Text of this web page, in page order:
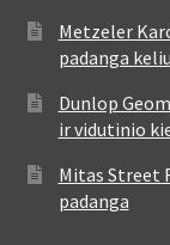
Metzeler
padanga
Dunlop
ir vidutinio
Mitas Street
padanga